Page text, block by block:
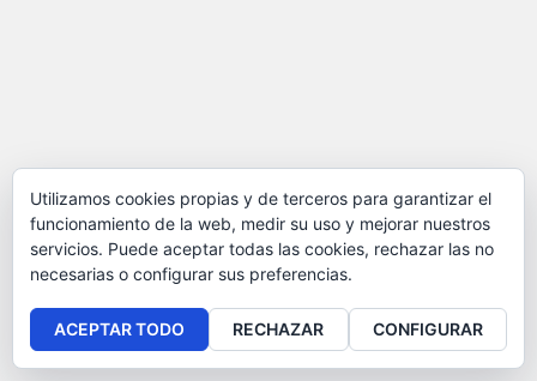
Utilizamos cookies propias y de terceros para garantizar el
funcionamiento de la web, medir su uso y mejorar nuestros
servicios. Puede aceptar todas las cookies, rechazar las no
necesarias o configurar sus preferencias.
ACEPTAR TODO RECHAZAR CONFIGURAR